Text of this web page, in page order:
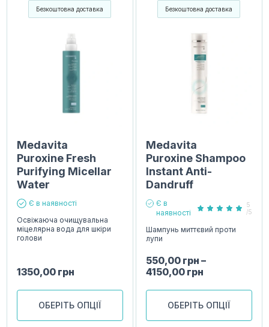
Безкоштовна доставка
Medavita
Puroxine Fresh
Purifying Micellar
Water
Є в наявності
Освіжаюча очищувальна
міцелярна вода для шкіри
голови
1350,00 грн
ОБЕРІТЬ ОПЦІЇ
Безкоштовна доставка
Medavita
Puroxine Shampoo
Instant Anti-
Dandruff
Є в
наявності
5
/5
Шампунь миттєвий проти
лупи
550,00 грн –
4150,00 грн
ОБЕРІТЬ ОПЦІЇ